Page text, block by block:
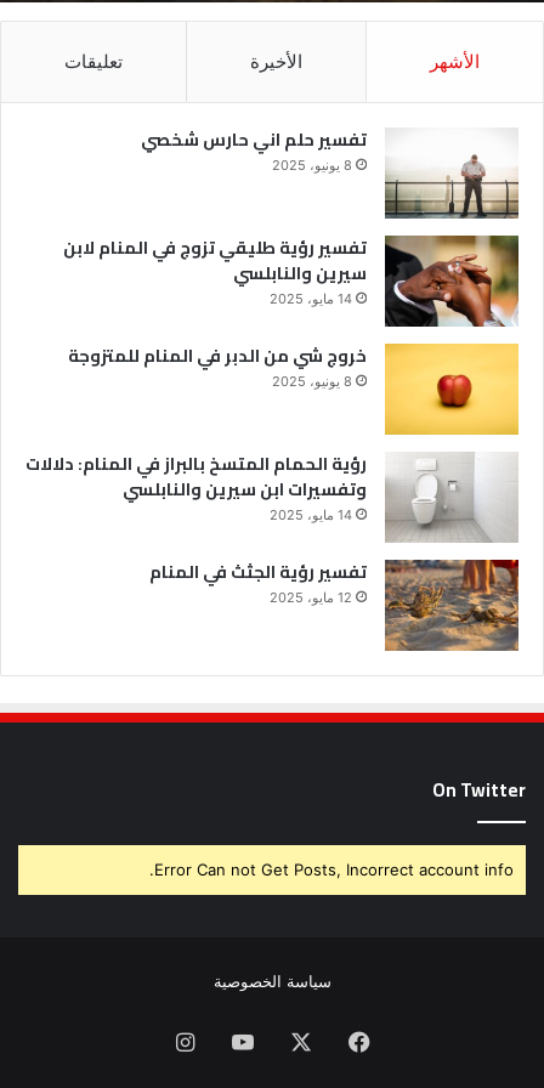
الأشهر الأخيرة تعليقات
تفسير حلم اني حارس شخصي
8 يونيو، 2025
تفسير رؤية طليقي تزوج في المنام لابن
سيرين والنابلسي
14 مايو، 2025
خروج شي من الدبر في المنام للمتزوجة
8 يونيو، 2025
رؤية الحمام المتسخ بالبراز في المنام: دلالات
وتفسيرات ابن سيرين والنابلسي
14 مايو، 2025
تفسير رؤية الجثث في المنام
12 مايو، 2025
On Twitter
Error Can not Get Posts, Incorrect account info.
سياسة الخصوصية
فيسبوك يوتيوبانستقرام